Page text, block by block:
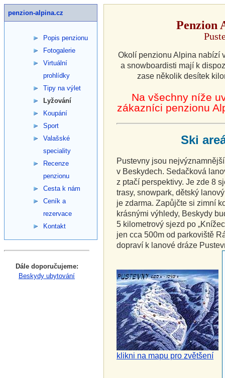
Penzion
Okolí penzionu Alpina nabízí
a snowboardisti mají k
zase několik desítek
Na všechny níže
zákazníci penzionu
Ski
Pustevny jsou
v Beskydech. Sedačková
z ptačí perspektivy. Je zde 8
trasy, snowpark, dětský
je zdarma. Zapůjčte si zimní
krásnými výhledy, Beskydy
5 kilometrový sjezd po
jen cca 500m od parkoviště
dopraví k lanové dráze
klikni na mapu pro zvětšení
penzion-alpina.cz
Popis penzionu
Fotogalerie
Virtuální
prohlídky
Tipy na výlet
Lyžování
Koupání
Sport
Valašské
speciality
Recenze
penzionu
Cesta k nám
Ceník a
rezervace
Kontakt
Dále doporučujeme:
Beskydy ubytování